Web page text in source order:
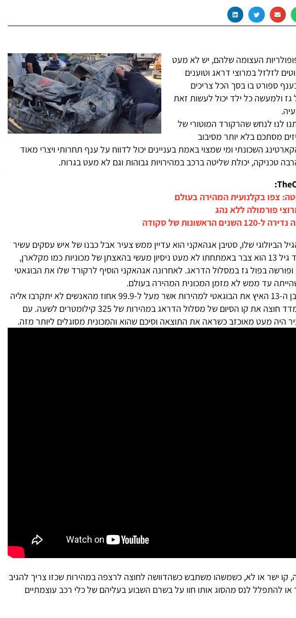
העצומה שלהם, יש לא מעט
לזלזל במרוצי דראג וטוענים
ספורט בו בסך הכל צריכים
גז ולמעשה כל ילד יכול לעשות זאת
לנו לנחש שהרקורד המוטורי של
מסתכם בלא יותר מסיבוב
השכונתי ומי שמצוי באמת בעניינים יכול לדווח על ענף תחרותי ויצרי מאוד
טכניקה, יכולת שליטה ברכב במהירויות גבוהות וגם לא מעט בגרות.
צפו בקלנועית המהירה בעולם
פורמולה ללא נהג
הראשונות של סקודה
הביולוגי שלו, סטיבן אגהאקני הוא עדיין ממש צעיר אבל כבנו של איש עסקים עשיר
במיוחד עד גיל 13 הוא צבר באמתחתו לא מעט ניסיון מעשי בהאצתן של מכוניות כמו מקלארן,
ופורשה בפול גז במסלול הדראג. לאחרונה אגהאקני הוסיף לרקורד שלו את הבוגאטי
שהייתה עד ממש לא מזמן המכונית המהירה בעולם.
אגהאקני בן ה-13 האיץ את הבוגאטי למהירות אשר מעל ל-99.9 אחוז מהאנשים לא יתקרבו אליה
מעולם ונמדד חוצה את קו הסיום של מסלול הדראג במהירות של 325 קילומטרים לשעה. עם
היה מעט מאוכזב כשראה את התוצאה וסיכם שהוא והמכונית מסוגלים ליותר מזה.
קו ישר או לא, כשמשהו משתבש כשהדוושה לחוצה לרצפה במהירות שכזו צריך להגיב
להתפלל לנס מהסוג אותו חוו על בשרם השבוע בעליהם של כלי רכב עוצמתיים